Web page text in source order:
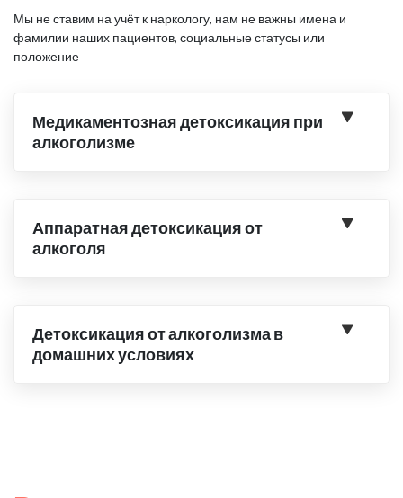
Мы не ставим на учёт к наркологу, нам не важны имена и
фамилии наших пациентов, социальные статусы или
положение
Медикаментозная детоксикация при
алкоголизме
Аппаратная детоксикация от
алкоголя
Детоксикация от алкоголизма в
домашних условиях